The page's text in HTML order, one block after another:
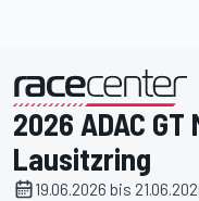
präsentiert von
2026 ADAC
Lausitzring
19.06.2026 bis